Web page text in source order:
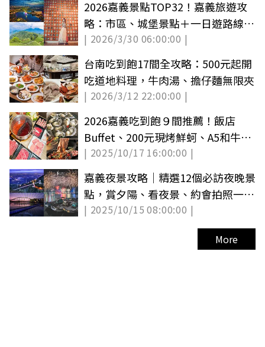
2026嘉義景點TOP32！嘉義旅遊攻
略：市區、城堡景點＋一日遊路線推
薦
| 2026/3/30 06:00:00 |
台南吃到飽17間全攻略：500元起開
吃道地料理，牛肉湯、擔仔麵無限夾
| 2026/3/12 22:00:00 |
2026嘉義吃到飽９間推薦！飯店
Buffet、200元現烤鮮蚵、A5和牛鍋
物放題
| 2025/10/17 16:00:00 |
嘉義夜景攻略｜精選12個必訪夜晚景
點，賞夕陽、看夜景、約會拍照一次
看
| 2025/10/15 08:00:00 |
More